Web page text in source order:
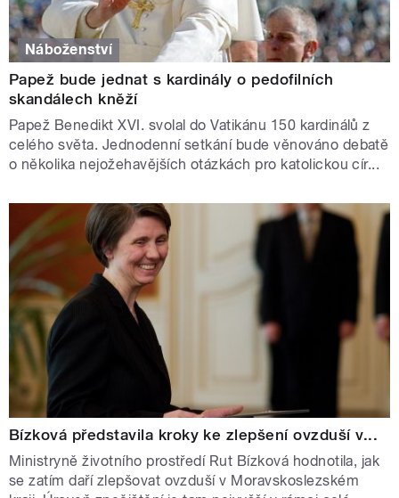
Náboženství
Papež bude jednat s kardinály o pedofilních
skandálech kněží
Papež Benedikt XVI. svolal do Vatikánu 150 kardinálů z
celého světa. Jednodenní setkání bude věnováno debatě
o několika nejožehavějších otázkách pro katolickou cír...
Bízková představila kroky ke zlepšení ovzduší v...
Ministryně životního prostředí Rut Bízková hodnotila, jak
se zatím daří zlepšovat ovzduší v Moravskoslezském